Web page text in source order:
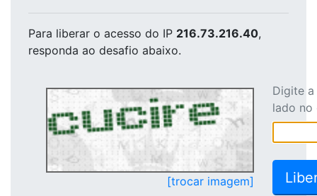
Para liberar o acesso do IP 216.73.216.40,
responda ao desafio abaixo.
[trocar imagem]
Digite
lado no